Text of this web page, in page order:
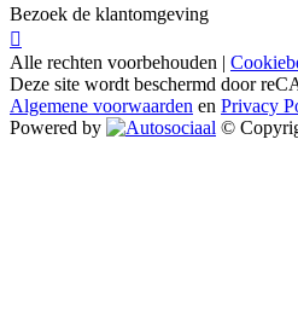
Bezoek de klantomgeving
Alle rechten voorbehouden |
Deze site wordt beschermd door
Algemene voorwaarden en Privacy
Powered by
©